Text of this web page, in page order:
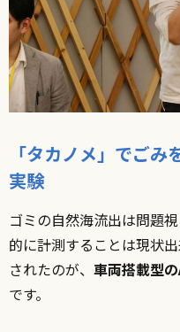
「タカノメ」でご
実験
ゴミの自然海流出は問題
的に計測することは現状
されたのが、 車両搭載型
です。